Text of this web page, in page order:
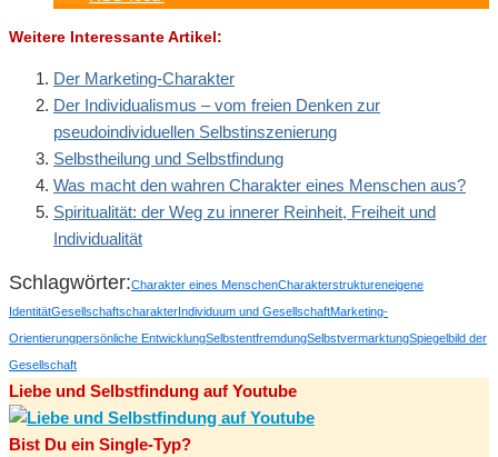
Weitere Interessante Artikel:
Der Marketing-Charakter
Der Individualismus – vom freien Denken zur
pseudoindividuellen Selbstinszenierung
Selbstheilung und Selbstfindung
Was macht den wahren Charakter eines Menschen aus?
Spiritualität: der Weg zu innerer Reinheit, Freiheit und
Individualität
Schlagwörter:Charakter eines MenschenCharakterstruktureneigene
IdentitätGesellschaftscharakterIndividuum und GesellschaftMarketing-
Orientierungpersönliche EntwicklungSelbstentfremdungSelbstvermarktungSpiegelbild der
Gesellschaft
Liebe und Selbstfindung auf Youtube
Bist Du ein Single-Typ?